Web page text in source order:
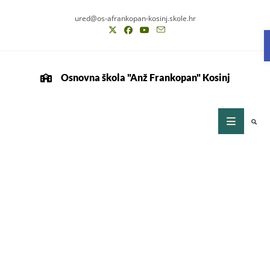
ured@os-afrankopan-kosinj.skole.hr
Osnovna škola "Anž Frankopan" Kosinj